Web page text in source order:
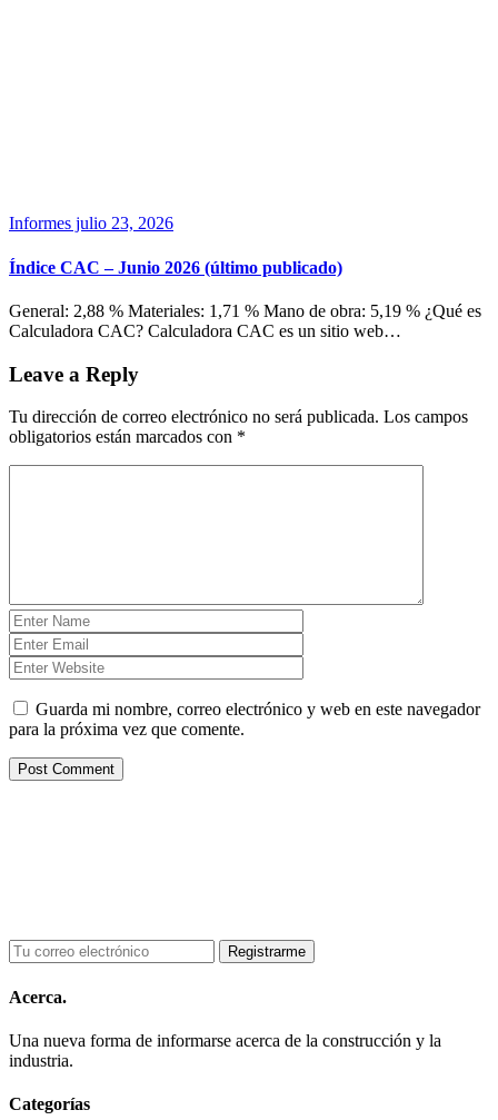
Informes julio 23, 2026
Índice CAC – Junio 2026 (último publicado)
General: 2,88 % Materiales: 1,71 % Mano de obra: 5,19 % ¿Qué es
Calculadora CAC? Calculadora CAC es un sitio web…
Leave a Reply
Tu dirección de correo electrónico no será publicada. Los campos
obligatorios están marcados con *
Guarda mi nombre, correo electrónico y web en este navegador
para la próxima vez que comente.
Acerca.
Una nueva forma de informarse acerca de la construcción y la
industria.
Categorías